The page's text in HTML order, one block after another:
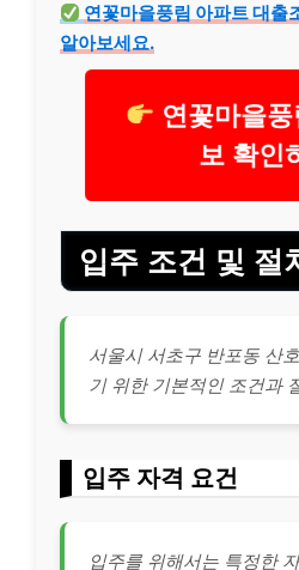
연꽃마을풍림 아파트 대출
알아보세요.
연꽃마을풍
보 확인
입주 조건 및 절
서울시 서초구 반포동 산
기 위한 기본적인 조건과
입주 자격 요건
입주를 위해서는 특정한